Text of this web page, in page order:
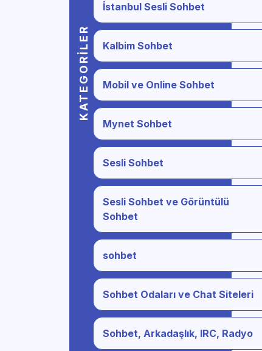
KATEGORILER
İstanbul Sesli Sohbet
Kalbim Sohbet
Mobil ve Online Sohbet
Mynet Sohbet
Sesli Sohbet
Sesli Sohbet ve Görüntülü
Sohbet
sohbet
Sohbet Odaları ve Chat Siteleri
Sohbet, Arkadaşlık, IRC, Radyo